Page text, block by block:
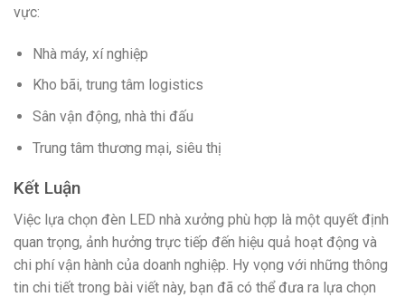
vực:
Nhà máy, xí nghiệp
Kho bãi, trung tâm logistics
Sân vận động, nhà thi đấu
Trung tâm thương mại, siêu thị
Kết Luận
Việc lựa chọn đèn LED nhà xưởng phù hợp là một quyết định
quan trọng, ảnh hưởng trực tiếp đến hiệu quả hoạt động và
chi phí vận hành của doanh nghiệp. Hy vọng với những thông
tin chi tiết trong bài viết này, bạn đã có thể đưa ra lựa chọn